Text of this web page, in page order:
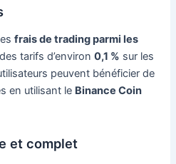
frais de trading parmi les
tarifs d’environ0,1 % sur les
peuvent bénéficier de
en utilisant le Binance Coin
et complet